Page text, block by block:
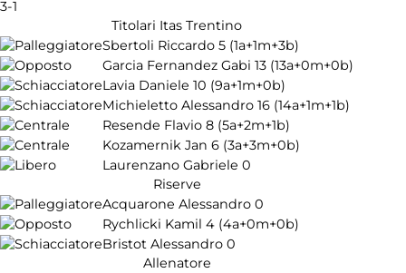
3-1
Titolari Itas Trentino
Sbertoli Riccardo 5 (1a+1m+3b)
Garcia Fernandez Gabi 13 (13a+0m+0b)
Lavia Daniele 10 (9a+1m+0b)
Michieletto Alessandro 16 (14a+1m+1b)
Resende Flavio 8 (5a+2m+1b)
Kozamernik Jan 6 (3a+3m+0b)
Laurenzano Gabriele 0
Riserve
Acquarone Alessandro 0
Rychlicki Kamil 4 (4a+0m+0b)
Bristot Alessandro 0
Allenatore